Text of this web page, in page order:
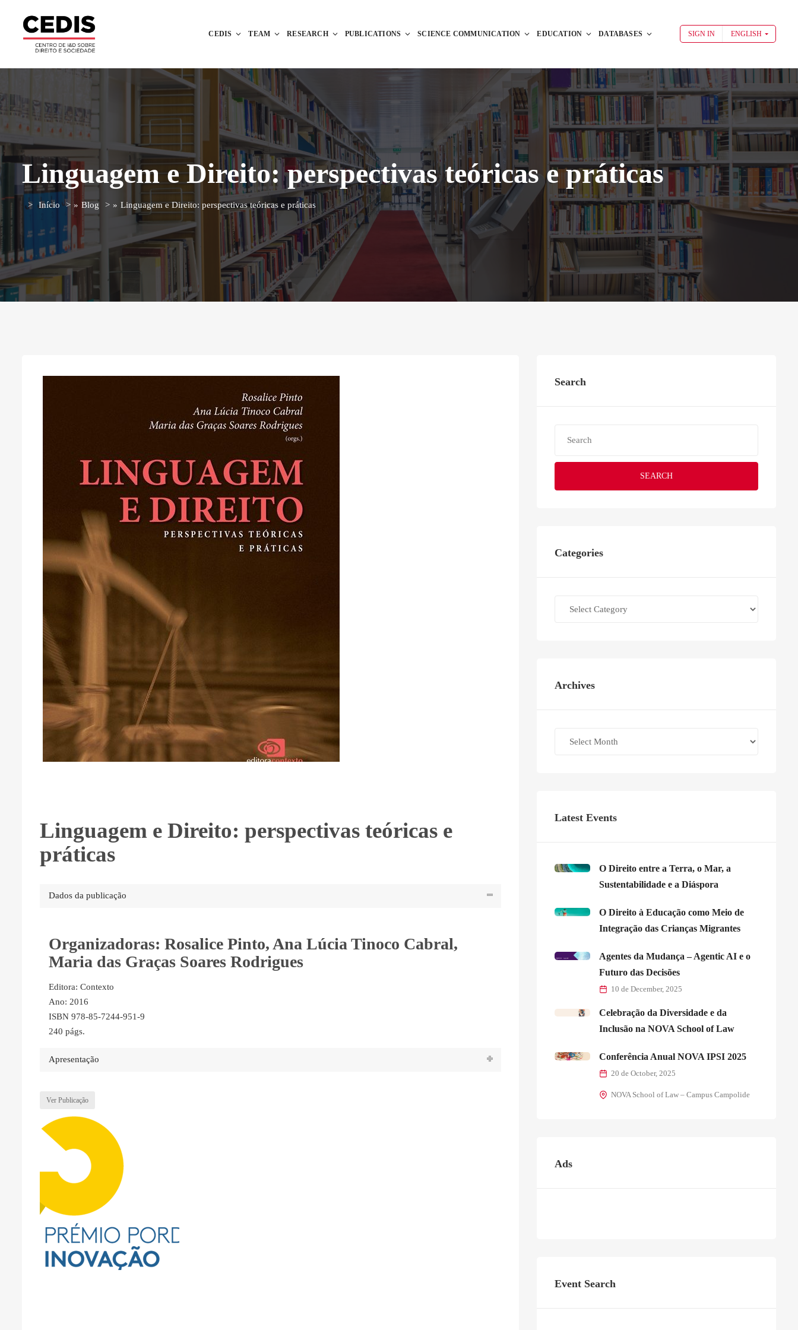
CEDIS TEAM RESEARCH PUBLICATIONS SCIENCE COMMUNICATION EDUCATION DATABASES SIGN IN ENGLISH
Linguagem e Direito: perspectivas teóricas e práticas
Início » Blog » Linguagem e Direito: perspectivas teóricas e práticas
Linguagem e Direito: perspectivas teóricas e
práticas
Dados da publicação
Organizadoras: Rosalice Pinto, Ana Lúcia Tinoco Cabral,
Maria das Graças Soares Rodrigues
Editora: Contexto
Ano: 2016
ISBN 978-85-7244-951-9
240 págs.
Apresentação
Ver Publicação
Search
SEARCH
Categories
Archives
Latest Events
O Direito entre a Terra, o Mar, a
Sustentabilidade e a Diáspora
O Direito à Educação como Meio de
Integração das Crianças Migrantes
Agentes da Mudança – Agentic AI e o
Futuro das Decisões
10 de December, 2025
Celebração da Diversidade e da
Inclusão na NOVA School of Law
Conferência Anual NOVA IPSI 2025
20 de October, 2025
NOVA School of Law – Campus Campolide
Ads
Event Search